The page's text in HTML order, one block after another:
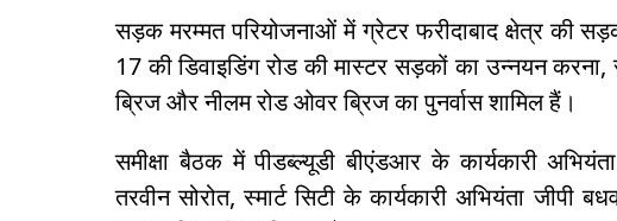
सड़क मरम्मत परियोजनाओं में ग्रेटर फरीदाबाद क्षेत्र की
17 की डिवाइडिंग रोड की मास्टर सड़कों का उन्नयन
ब्रिज और नीलम रोड ओवर ब्रिज का पुनर्वास शामिल हैं।
समीक्षा बैठक में पीडब्ल्यूडी बीएंडआर के कार्यकारी
तरवीन सोरोत, स्मार्ट सिटी के कार्यकारी अभियंता जीपी